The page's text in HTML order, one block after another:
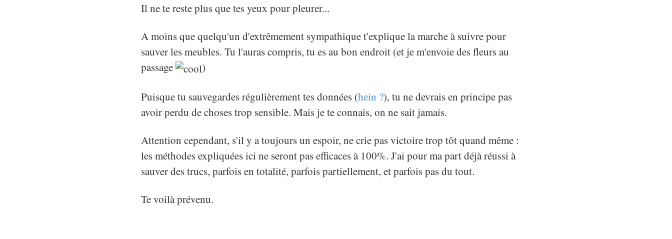
Il ne te reste plus que tes yeux pour pleurer...
A moins que quelqu'un d'extrêmement sympathique t'explique la marche à suivre pour
sauver les meubles. Tu l'auras compris, tu es au bon endroit (et je m'envoie des fleurs au
passage
)
Puisque tu sauvegardes régulièrement tes données (hein ?), tu ne devrais en principe pas
avoir perdu de choses trop sensible. Mais je te connais, on ne sait jamais.
Attention cependant, s'il y a toujours un espoir, ne crie pas victoire trop tôt quand même :
les méthodes expliquées ici ne seront pas efficaces à 100%. J'ai pour ma part déjà réussi à
sauver des trucs, parfois en totalité, parfois partiellement, et parfois pas du tout.
Te voilà prévenu.